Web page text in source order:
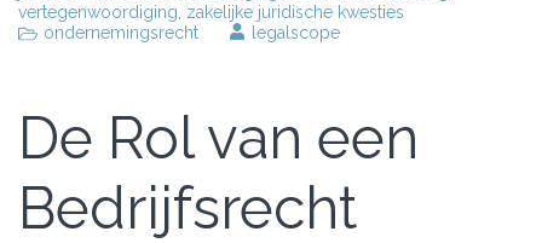
vertegenwoordiging zakelijke juridische kwesties
ondernemingsrecht
legalscope
De Rol van een
Bedrijfsrecht